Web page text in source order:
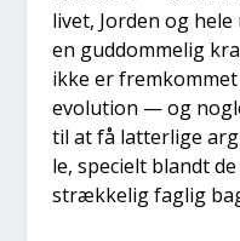
livet, Jor­den og
en gud­dom­me­lig
ikke er
evo­lu­tion — og
til at få lat­ter­li­ge
le, spe­ci­elt blandt
stræk­ke­lig fag­lig